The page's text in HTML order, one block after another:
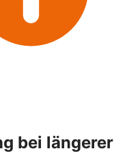
bei längerer